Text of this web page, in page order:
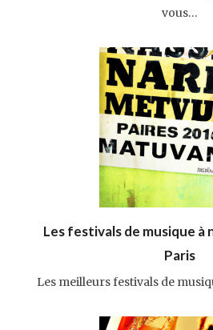
vous…
Les festivals de musique à
Paris
Les meilleurs festivals de